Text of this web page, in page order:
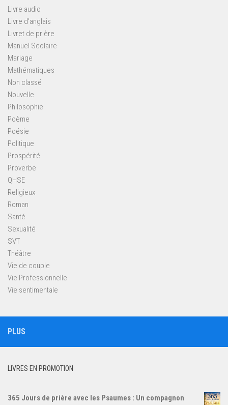
Livre audio
Livre d'anglais
Livret de prière
Manuel Scolaire
Mariage
Mathématiques
Non classé
Nouvelle
Philosophie
Poème
Poésie
Politique
Prospérité
Proverbe
QHSE
Religieux
Roman
Santé
Sexualité
SVT
Théâtre
Vie de couple
Vie Professionnelle
Vie sentimentale
PLUS
LIVRES EN PROMOTION
365 Jours de prière avec les Psaumes : Un compagnon